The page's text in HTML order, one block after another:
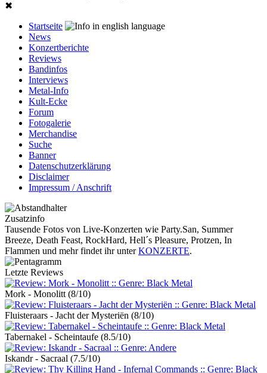
✖
Startseite
News
Konzertberichte
Reviews
Bandinfos
Interviews
Metal-Info
Kult-Ecke
Forum
Fotogalerie
Merchandise
Suche
Banner
Datenschutzerklärung
Disclaimer
Impressum / Anschrift
Zusatzinfo
Tausende Fotos von Live-Konzerten wie Party.San, Summer
Breeze, Death Feast, RockHard, Hell´s Pleasure, Protzen, In
Flammen und mehr findet ihr unterKONZERTE.
Letzte Reviews
Mork - Monolitt (8/10)
Fluisteraars - Jacht der Mysteriën (8/10)
Tabernakel - Scheintaufe (8.5/10)
Iskandr - Sacraal (7.5/10)